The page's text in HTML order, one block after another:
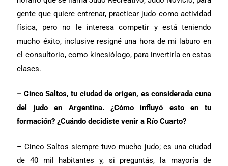
gente que quiere entrenar, practicar judo como actividad
física, pero no le interesa competir y está teniendo
mucho éxito, inclusive resigné una hora de mi laburo en
el consultorio, como kinesiólogo, para invertirla en estas
clases.
– Cinco Saltos, tu ciudad de origen, es considerada cuna
del judo en Argentina. ¿Cómo influyó esto en tu
formación? ¿Cuándo decidiste venir a Río Cuarto?
– Cinco Saltos siempre tuvo mucho judo; es una ciudad
de 40 mil habitantes y, si preguntás, la mayoría de